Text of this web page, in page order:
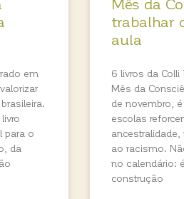
em
para o
da
trabalhar
aula
6 livros da
Mês da
de novembro,
escolas
ao racismo.
no calendário:
construção